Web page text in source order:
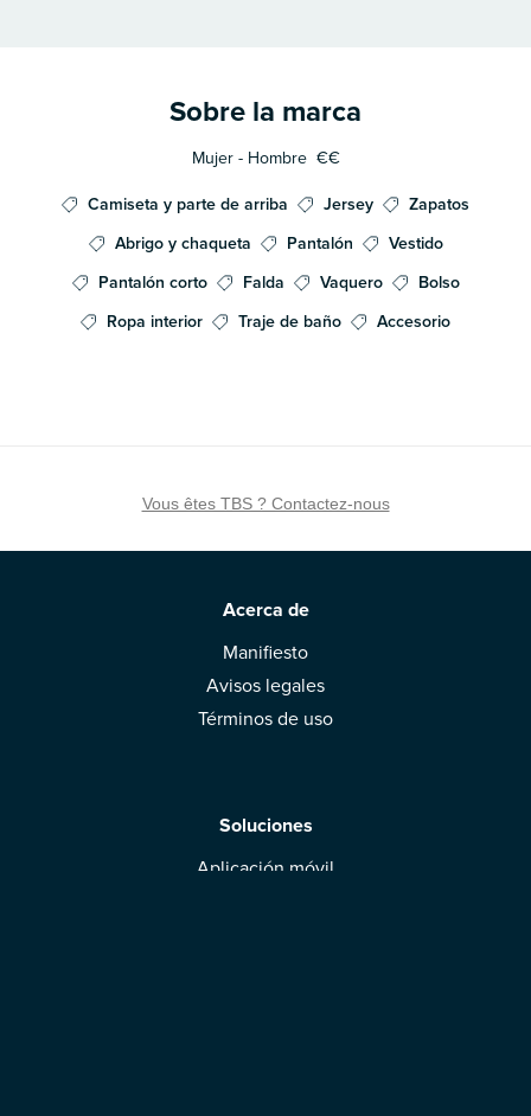
Sobre la marca
Mujer - Hombre €€
Camiseta y parte de arriba Jersey
Zapatos
Abrigo y chaqueta
Pantalón
Vestido
Pantalón corto
Falda Vaquero
Bolso
Ropa interior
Traje de baño Accesorio
Vous êtes TBS ? Contactez-nous
Acerca de
Manifiesto
Avisos legales
Términos de uso
Soluciones
Aplicación móvil